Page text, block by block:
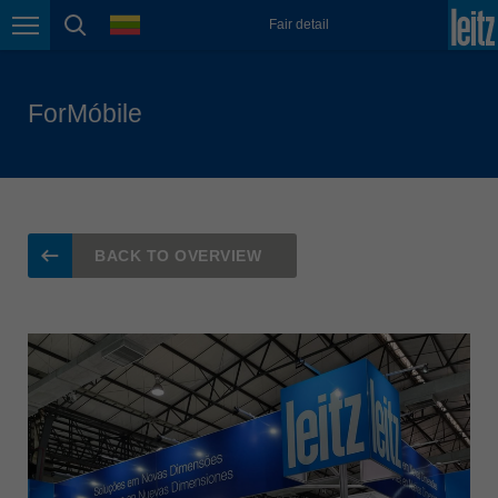
Page navigation
page search
language Fair detail
Malaysia
México
nederlands
Österreich
deutsch
Polska
polski
ForMóbile
BACK TO OVERVIEW